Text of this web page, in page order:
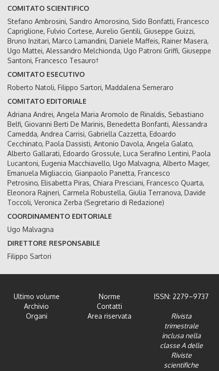
COMITATO SCIENTIFICO
Stefano Ambrosini, Sandro Amorosino, Sido Bonfatti, Francesco
Capriglione, Fulvio Cortese, Aurelio Gentili, Giuseppe Guizzi,
Bruno Inzitari, Marco Lamandini, Daniele Maffeis, Rainer Masera,
Ugo Mattei, Alessandro Melchionda, Ugo Patroni Griffi, Giuseppe
Santoni, Francesco Tesauro†
COMITATO ESECUTIVO
Roberto Natoli, Filippo Sartori, Maddalena Semeraro
COMITATO EDITORIALE
Adriana Andrei, Angela Maria Aromolo de Rinaldis, Sebastiano
Belfi, Giovanni Berti De Marinis, Benedetta Bonfanti, Alessandra
Camedda, Andrea Carrisi, Gabriella Cazzetta, Edoardo
Cecchinato, Paola Dassisti, Antonio Davola, Angela Galato,
Alberto Gallarati, Edoardo Grossule, Luca Serafino Lentini, Paola
Lucantoni, Eugenia Macchiavello, Ugo Malvagna, Alberto Mager,
Emanuela Migliaccio, Gianpaolo Panetta, Francesco
Petrosino, Elisabetta Piras, Chiara Presciani, Francesco Quarta,
Eleonora Rajneri, Carmela Robustella, Giulia Terranova, Davide
Toccoli, Veronica Zerba (Segretario di Redazione)
COORDINAMENTO EDITORIALE
Ugo Malvagna
DIRETTORE RESPONSABILE
Filippo Sartori
Ultimo volume
Archivio
Organi
Norme
Contatti
Area riservata
ISSN: 2279–9737
Rivista
trimestrale
inclusa nella
classe A delle
Riviste
scientifiche